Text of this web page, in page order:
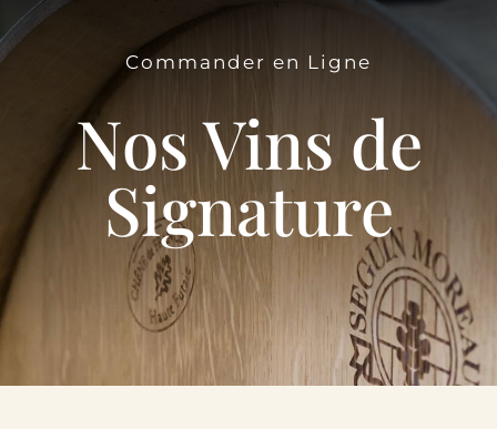
Le Domaine
Œnotourisme
Acheter en ligne
Actualités
Contactez-nous
Commander en Ligne
Nos Vins de
Signature